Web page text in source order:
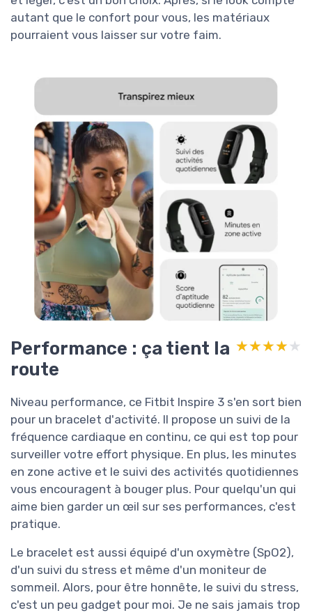
autant que le confort pour vous, les matériaux
pourraient vous laisser sur votre faim.
Performance : ça tient la
route
★★★★★
★★★★★
Niveau performance, ce Fitbit Inspire 3 s'en sort bien
pour un bracelet d'activité. Il propose un suivi de la
fréquence cardiaque en continu, ce qui est top pour
surveiller votre effort physique. En plus, les minutes
en zone active et le suivi des activités quotidiennes
vous encouragent à bouger plus. Pour quelqu'un qui
aime bien garder un œil sur ses performances, c'est
pratique.
Le bracelet est aussi équipé d'un oxymètre (SpO2),
d'un suivi du stress et même d'un moniteur de
sommeil. Alors, pour être honnête, le suivi du stress,
c'est un peu gadget pour moi. Je ne sais jamais trop